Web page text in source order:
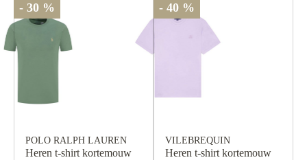
- 30 %
POLO RALPH LAUREN
Heren t-shirt kortemouw
- 40 %
VILEBREQUIN
Heren t-shirt kortemouw